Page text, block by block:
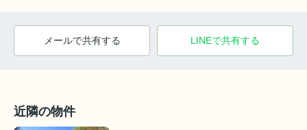
メールで共有する LINEで共有する
近隣の物件